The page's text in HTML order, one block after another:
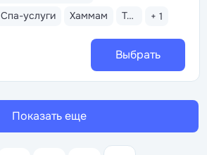
Спа-услуги Хаммам Тренажерный зал + 1
Выбрать
Показать еще